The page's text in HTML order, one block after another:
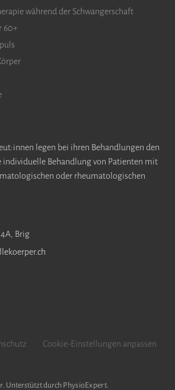
während der Schwangerschaft
60+
legen bei ihren Behandlungen den
individuelle Behandlung von Patienten mit
oder rheumatologischen
Brig
Cookie-Einstellungen anpassen
. Unterstützt durch PhysioExpert.